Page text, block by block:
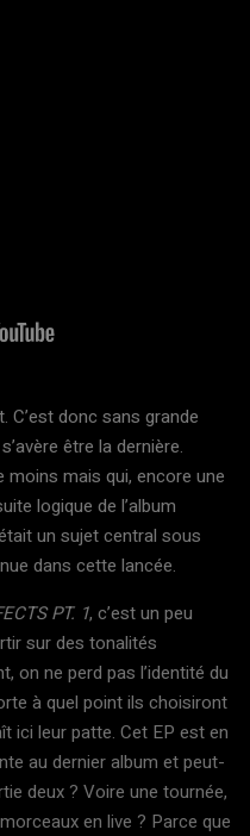
donc sans grande
être la dernière.
moins mais qui, encore une
logique de l’album
un sujet central sous
dans cette lancée.
PT. 1, c’est un peu
sur des tonalités
on ne perd pas l’identité du
à quel point ils choisiront
ici leur patte. Cet EP est en
au dernier album et peut-
deux ? Voire une tournée,
en live ? Parce que